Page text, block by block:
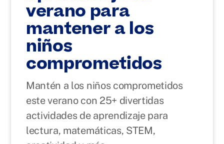
verano para
mantener a los
niños
comprometidos
Mantén a los niños comprometidos
este verano con 25+ divertidas
actividades de aprendizaje para
lectura, matemáticas, STEM,